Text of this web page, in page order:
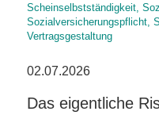
Scheinselbstständigkeit,
Sozialversicherungspflicht,
Vertragsgestaltung
02.07.2026
Das eigentliche